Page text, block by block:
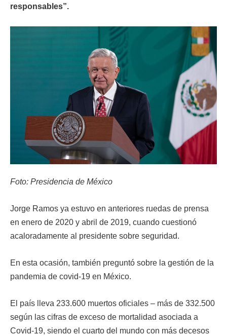
responsables”.
Foto: Presidencia de México
Jorge Ramos ya estuvo en anteriores ruedas de prensa
en enero de 2020 y abril de 2019, cuando cuestionó
acaloradamente al presidente sobre seguridad.
En esta ocasión, también preguntó sobre la gestión de la
pandemia de covid-19 en México.
El país lleva 233.600 muertos oficiales – más de 332.500
según las cifras de exceso de mortalidad asociada a
Covid-19, siendo el cuarto del mundo con más decesos